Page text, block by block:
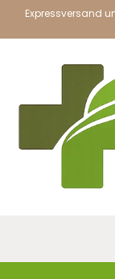
Expressversand